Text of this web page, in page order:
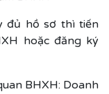
đủ hồ sơ thì tiến
hoặc đăng ký
BHXH: Doanh